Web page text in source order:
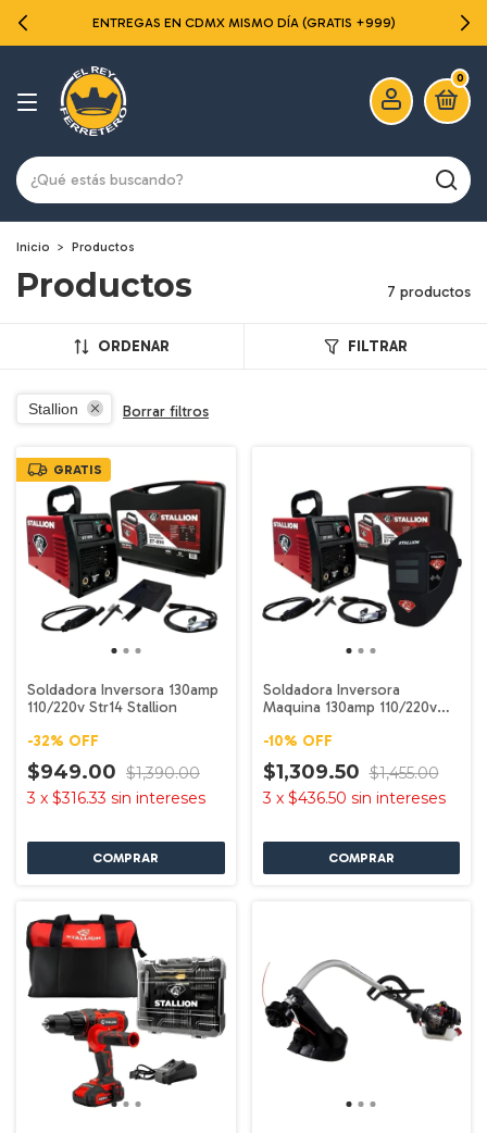
ENTREGAS EN CDMX MISMO DÍA (GRATIS +999)
0
Inicio > Productos
Productos 7 productos
ORDENAR FILTRAR
Stallion Borrar filtros
GRATIS
Soldadora Inversora 130amp
110/220v Str14 Stallion
-32% OFF
$949.00 $1,390.00
3 x $316.33 sin intereses
Soldadora Inversora
Maquina 130amp 110/220v
-10% OFF
$1,309.50 $1,455.00
3 x $436.50 sin intereses